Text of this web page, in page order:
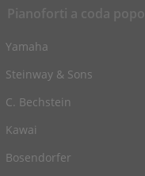
Yamaha
Steinway & Sons
C. Bechstein
Kawai
Bosendorfer